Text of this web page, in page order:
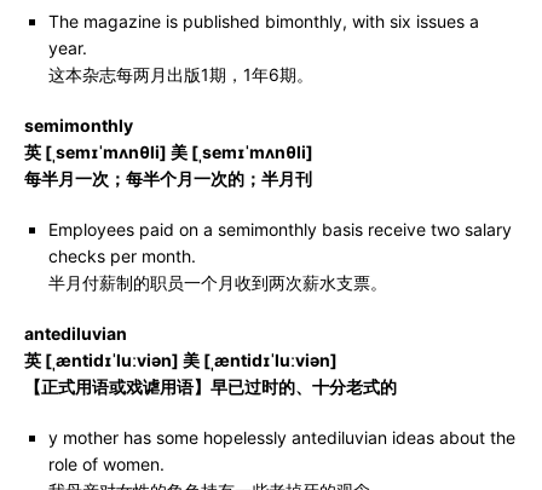
The magazine is published bimonthly, with six issues a
year.
这本杂志每两月出版1期，1年6期。
semimonthly
英 [ˌsemɪˈmʌnθli] 美 [ˌsemɪˈmʌnθli]
每半月一次；每半个月一次的；半月刊
Employees paid on a semimonthly basis receive two salary
checks per month.
半月付薪制的职员一个月收到两次薪水支票。
antediluvian
英 [ˌæntidɪˈluːviən] 美 [ˌæntidɪˈluːviən]
【正式用语或戏谑用语】早已过时的、十分老式的
y mother has some hopelessly antediluvian ideas about the
role of women.